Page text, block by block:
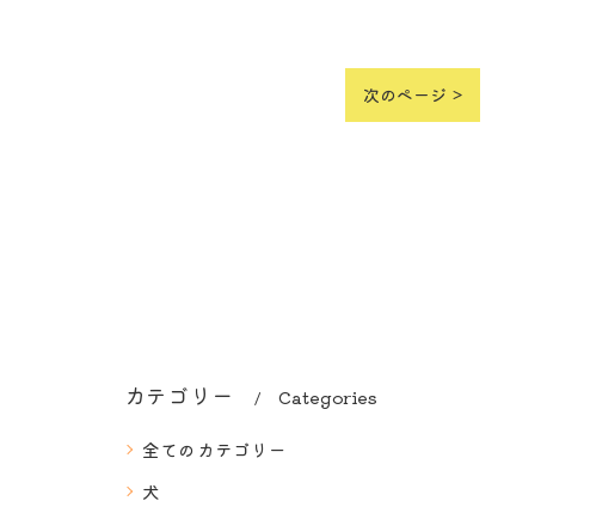
次のページ >
カテゴリー Categories
全てのカテゴリー
犬